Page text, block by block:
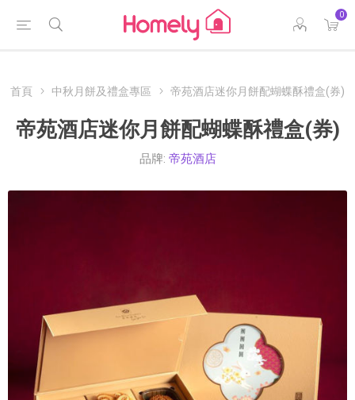
0
首頁 中秋月餅及禮盒專區 帝苑酒店迷你月餅配蝴蝶酥禮盒(券)
帝苑酒店迷你月餅配蝴蝶酥禮盒(券)
品牌: 帝苑酒店